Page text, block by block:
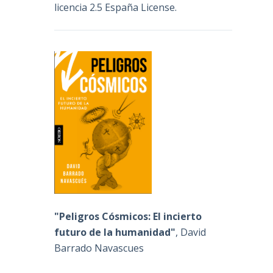
licencia 2.5 España License.
"Peligros Cósmicos: El incierto
futuro de la humanidad", David
Barrado Navascues